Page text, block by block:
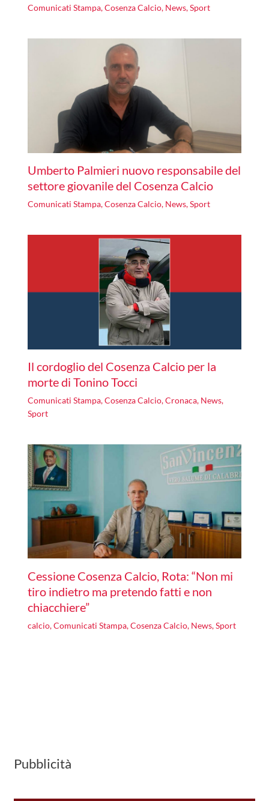
Comunicati Stampa,Cosenza Calcio, News,Sport
Umberto Palmieri nuovo responsabile del
settore giovanile del Cosenza Calcio
Comunicati Stampa,Cosenza Calcio, News,Sport
Il cordoglio del Cosenza Calcio per la
morte di Tonino Tocci
Comunicati Stampa,Cosenza Calcio,Cronaca, News,
Sport
Cessione Cosenza Calcio, Rota: “Non mi
tiro indietro ma pretendo fatti e non
chiacchiere”
calcio,Comunicati Stampa,Cosenza Calcio, News,Sport
Pubblicità